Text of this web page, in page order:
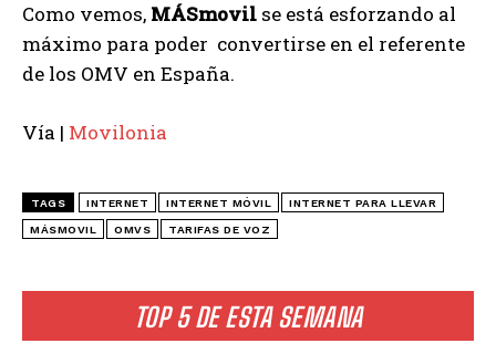
TOP 5 DE ESTA SEMANA
Como vemos, MÁSmovil se está esforzando al
máximo para poder convertirse en el referente
de los OMV en España.
Vía | Movilonia
TAGS INTERNET INTERNET MÓVIL INTERNET PARA LLEVAR
MÁSMOVIL OMVS TARIFAS DE VOZ